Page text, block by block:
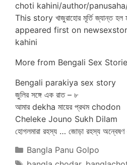
choti kahini/author/
This story খাজুরাহোর মূর্তি জ্যান্ত হল
appeared first on
kahini
More from Bengali Sex
Bengali parakiya sex story
জুলির সঙ্গে এক রাত – ৮
আমার dekha মায়ের প্রথম chodon
Cheleke Jouno Sukh Dilam
হোগলমারা রহস্য … জোড়া রহস্য অন্বেষণ
Categories
Bangla Panu Golpo
Tags